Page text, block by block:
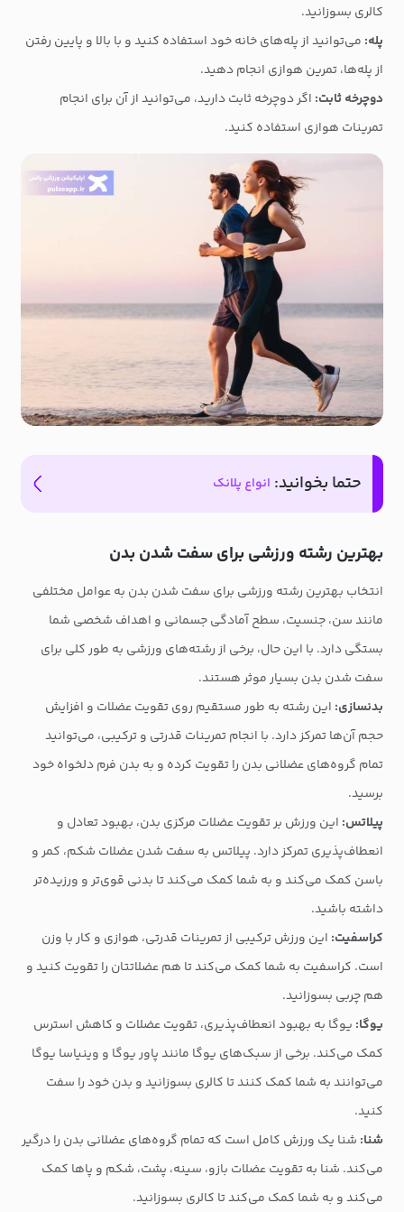
کالری بسوزانید.
پله: می‌توانید از پله‌های خانه خود استفاده کنید و با بالا و پایین رفتن
از پله‌ها، تمرین هوازی انجام دهید.
دوچرخه ثابت: اگر دوچرخه ثابت دارید، می‌توانید از آن برای انجام
تمرینات هوازی استفاده کنید.
حتما بخوانید: انواع پلانک
بهترین رشته ورزشی برای سفت شدن بدن
انتخاب بهترین رشته ورزشی برای سفت شدن بدن به عوامل مختلفی
مانند سن، جنسیت، سطح آمادگی جسمانی و اهداف شخصی شما
بستگی دارد. با این حال، برخی از رشته‌های ورزشی به طور کلی برای
سفت شدن بدن بسیار موثر هستند.
بدنسازی: این رشته به طور مستقیم روی تقویت عضلات و افزایش
حجم آن‌ها تمرکز دارد. با انجام تمرینات قدرتی و ترکیبی، می‌توانید
تمام گروه‌های عضلانی بدن را تقویت کرده و به بدن فرم دلخواه خود
برسید.
پیلاتس: این ورزش بر تقویت عضلات مرکزی بدن، بهبود تعادل و
انعطاف‌پذیری تمرکز دارد. پیلاتس به سفت شدن عضلات شکم، کمر و
باسن کمک می‌کند و به شما کمک می‌کند تا بدنی قوی‌تر و ورزیده‌تر
داشته باشید.
کراسفیت: این ورزش ترکیبی از تمرینات قدرتی، هوازی و کار با وزن
است. کراسفیت به شما کمک می‌کند تا هم عضلاتتان را تقویت کنید و
هم چربی بسوزانید.
یوگا: یوگا به بهبود انعطاف‌پذیری، تقویت عضلات و کاهش استرس
کمک می‌کند. برخی از سبک‌های یوگا مانند پاور یوگا و وینیاسا یوگا
می‌توانند به شما کمک کنند تا کالری بسوزانید و بدن خود را سفت
کنید.
شنا: شنا یک ورزش کامل است که تمام گروه‌های عضلانی بدن را درگیر
می‌کند. شنا به تقویت عضلات بازو، سینه، پشت، شکم و پاها کمک
می‌کند و به شما کمک می‌کند تا کالری بسوزانید.